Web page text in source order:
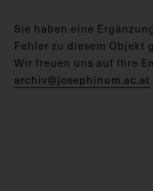
Sie haben eine
Fehler zu diesem Objekt
Wir freuen uns auf Ihre
archiv@josephinum.ac.at